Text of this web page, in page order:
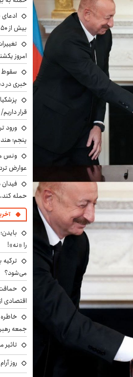
ادعای
بیش از ۵۰ کشتی شدیم!
امروز یکشنبه ۱۸ مرداد
سقوط
خبری در
قرار
ورود
پنجم؛
ونس
عوارض
حمله
را «نه»!
ترکیه
می‌شود؟
اقتصادی
خاطره
جمعه
روز